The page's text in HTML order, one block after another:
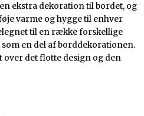
ekstra dekoration til bordet, og
varme og hygge til enhver
til en række forskellige
en del af borddekorationen.
det flotte design og den